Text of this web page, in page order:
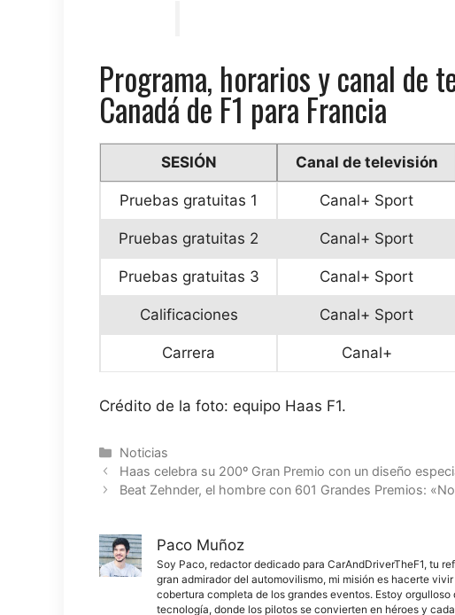
Programa, horarios y canal de
Canadá de F1 para Francia
SESIÓN Canal de televisión
Pruebas gratuitas 1 Canal+ Sport
Pruebas gratuitas 2 Canal+ Sport
Pruebas gratuitas 3 Canal+ Sport
Calificaciones Canal+ Sport
Carrera Canal+
Crédito de la foto: equipo Haas F1.
Categorías
Noticias
Haas celebra su 200º Gran Premio con un diseño
Beat Zehnder, el hombre con 601 Grandes Premios:
Paco Muñoz
Soy Paco, redactor dedicado para CarAndDriverTheF1, tu
gran admirador del automovilismo, mi misión es hacerte
cobertura completa de los grandes eventos. Estoy
tecnología, donde los pilotos se convierten en héroes y